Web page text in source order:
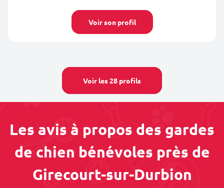
Voir son profil
Voir les 28 profils
Les avis à propos des gardes
de chien bénévoles près de
Girecourt-sur-Durbion